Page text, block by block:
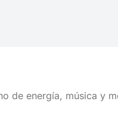
de energía, música y